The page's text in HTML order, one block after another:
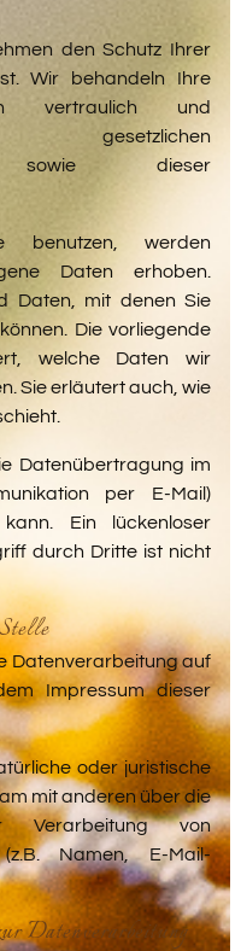
den Schutz Ihrer
Wir behandeln Ihre
vertraulich und
gesetzlichen
sowie dieser
benutzen, werden
Daten erhoben.
Daten, mit denen Sie
Die vorliegende
welche Daten wir
Sie erläutert auch, wie
Datenübertragung im
per E-Mail)
Ein lückenloser
durch Dritte ist nicht
Datenverarbeitung auf
Impressum dieser
oder juristische
mit anderen über die
von
Namen, E-Mail-
Datenverarbeitung